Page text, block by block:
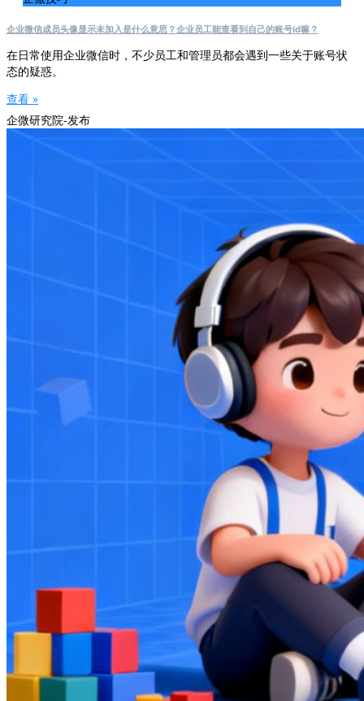
企业微信成员头像显示未加入是什么意思？企业员工能查看到自己的账号id嘛？
在日常使用企业微信时，不少员工和管理员都会遇到一些关于账号状
态的疑惑。
查看 »
企微研究院-发布